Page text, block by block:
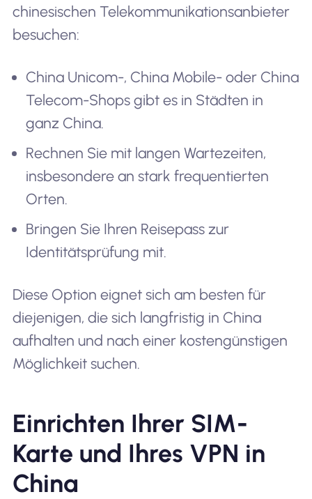
chinesischen Telekommunikationsanbieter
besuchen:
China Unicom-, China Mobile- oder China
Telecom-Shops gibt es in Städten in
ganz China.
Rechnen Sie mit langen Wartezeiten,
insbesondere an stark frequentierten
Orten.
Bringen Sie Ihren Reisepass zur
Identitätsprüfung mit.
Diese Option eignet sich am besten für
diejenigen, die sich langfristig in China
aufhalten und nach einer kostengünstigen
Möglichkeit suchen.
Einrichten Ihrer SIM-
Karte und Ihres VPN in
China